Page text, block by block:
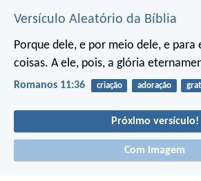
Versículo Aleatório da Bíblia
Porque dele, e por meio dele, e para
coisas. A ele, pois, a glória
Romanos 11:36 criação adoração
Próximo versículo!
Com imagem